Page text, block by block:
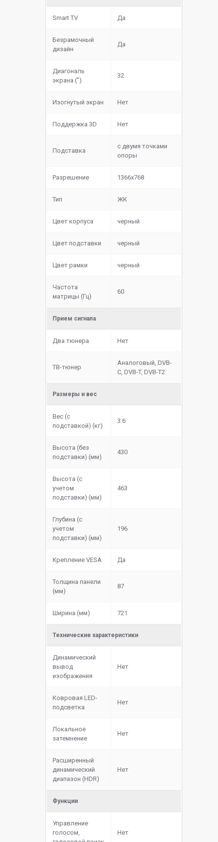
Smart TV Да
Безрамочный
дизайн
Да
Диагональ
экрана (")
32
Изогнутый экран Нет
Поддержка 3D Нет
Подставка
с двумя точками
опоры
Разрешение 1366x768
Тип ЖК
Цвет корпуса черный
Цвет подставки черный
Цвет рамки черный
Частота
матрицы (Гц)
60
Прием сигнала
Два тюнера Нет
ТВ-тюнер
Аналоговый, DVB-
C, DVB-T, DVB-T2
Размеры и вес
Вес (с
подставкой) (кг)
3.6
Высота (без
подставки) (мм)
430
Высота (с
учетом
подставки) (мм)
463
Глубина (с
учетом
подставки) (мм)
196
Крепление VESA Да
Толщина панели
(мм)
87
Ширина (мм) 721
Технические характеристики
Динамический
вывод
изображения
Нет
Ковровая LED-
подсветка
Нет
Локальное
затемнение
Нет
Расширенный
динамический
диапазон (HDR)
Нет
Функции
Управление
голосом,
Нет